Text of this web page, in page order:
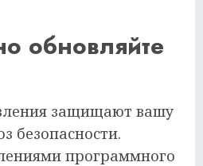
обновляйте
защищают вашу
безопасности.
программного